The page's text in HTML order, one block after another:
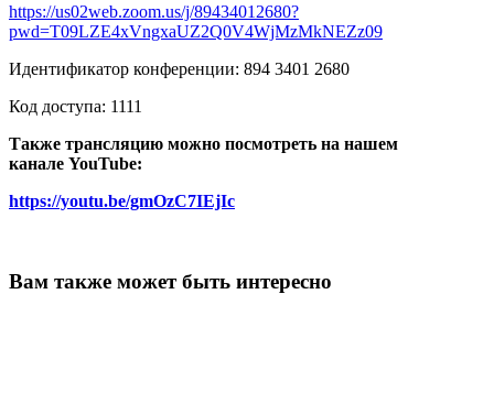
https://us02web.zoom.us/j/89434012680?
pwd=T09LZE4xVngxaUZ2Q0V4WjMzMkNEZz09
Идентификатор конференции: 894 3401 2680
Код доступа: 1111
Также трансляцию можно посмотреть на нашем
канале YouTube:
https://youtu.be/gmOzC7IEjIc
Вам также может быть интересно